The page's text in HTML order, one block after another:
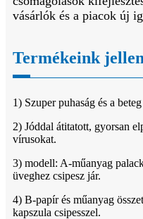
vásárlók és a piacok új
Termékeink
1) Szuper puhaság és a
2) Jóddal átitatott, gyorsan
vírusokat.
3) modell: A-műanyag
üveghez csipesz jár.
4) B-papír és műanyag
kapszula csipesszel.